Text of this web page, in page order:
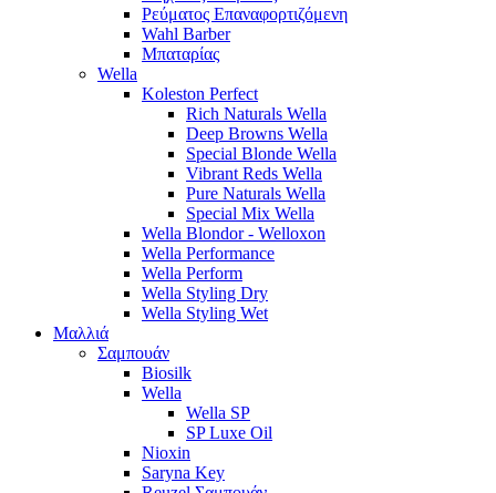
Ρεύματος Επαναφορτιζόμενη
Wahl Barber
Μπαταρίας
Wella
Koleston Perfect
Rich Naturals Wella
Deep Browns Wella
Special Blonde Wella
Vibrant Reds Wella
Pure Naturals Wella
Special Mix Wella
Wella Blondor - Welloxon
Wella Performance
Wella Perform
Wella Styling Dry
Wella Styling Wet
Μαλλιά
Σαμπουάν
Biosilk
Wella
Wella SP
SP Luxe Oil
Nioxin
Saryna Key